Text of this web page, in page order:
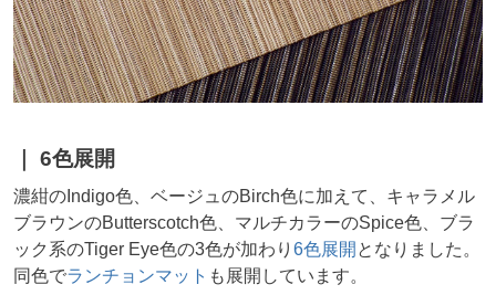
6色展開
濃紺のIndigo色、ベージュのBirch色に加えて、キャラメル
ブラウンのButterscotch色、マルチカラーのSpice色、ブラ
ック系のTiger Eye色の3色が加わり6色展開となりました。
同色でランチョンマット も展開しています。